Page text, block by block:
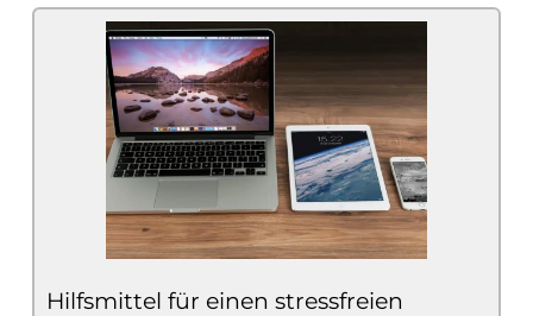
Hilfsmittel für einen stressfreien